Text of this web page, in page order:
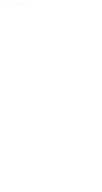
El presidente del
aprobación del